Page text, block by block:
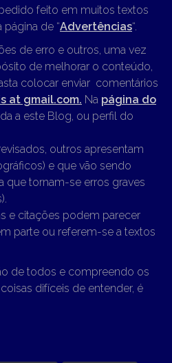
feito em muitos textos
de “Advertências“.
de erro e outros, uma vez
de melhorar o conteúdo,
colocar enviar comentários
at gmail.com. Na página do
a este Blog, ou perfil do
outros apresentam
e que vão sendo
que tornam-se erros graves
e citações podem parecer
parte ou referem-se a textos
de todos e compreendo os
difíceis de entender, é